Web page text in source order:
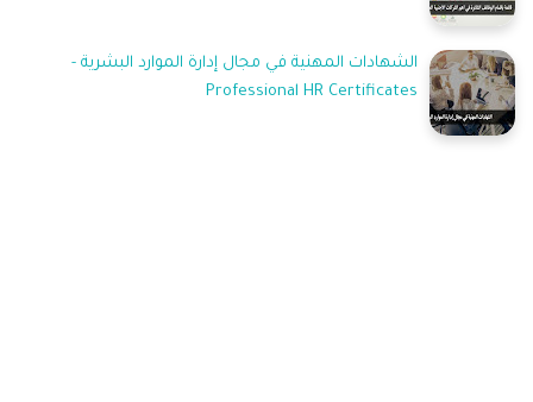
الشهادات المهنية في مجال إدارة الموارد البشرية -
Professional HR Certificates